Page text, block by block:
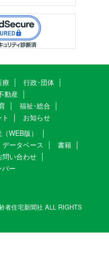
療
行政･団体
動産
福祉･総合
お知らせ
WEB版）
データベース
書籍
問い合わせ
ー
者住宅新聞社 ALL RIGHTS